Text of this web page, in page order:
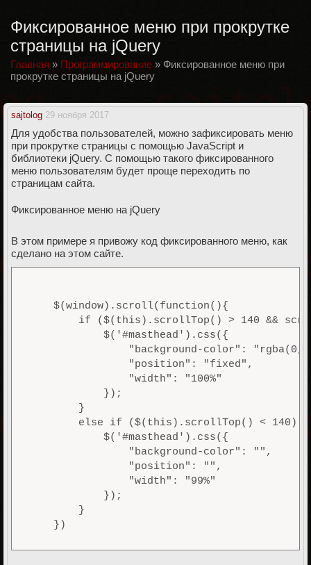
Фиксированное меню при прокрутке
страницы на jQuery
Главная » Программирование » Фиксированное меню при
прокрутке страницы на jQuery
sajtolog 29 ноября 2017
Для удобства пользователей, можно зафиксировать меню
при прокрутке страницы с помощью JavaScript и
библиотеки jQuery. С помощью такого фиксированного
меню пользователям будет проще переходить по
страницам сайта.
Фиксированное меню на jQuery
В этом примере я привожу код фиксированного меню, как
сделано на этом сайте.
    $(window).scroll(function(){
if ($(this).scrollTop() > 140 &&
            $('#masthead').css({
"background-color":
                "position": "fixed",
                "width": "100%"
            });
        }
        else if ($(this).scrollTop() < 140) {
            $('#masthead').css({
                "background-color": "",
                "position": "",
                "width": "99%"
            });
        }